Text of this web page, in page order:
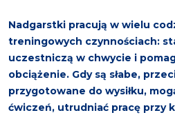
Nadgarstki pracują w wielu
treningowych czynnościach:
uczestniczą w chwycie i
obciążenie. Gdy są słabe,
przygotowane do wysiłku,
ćwiczeń, utrudniać pracę przy